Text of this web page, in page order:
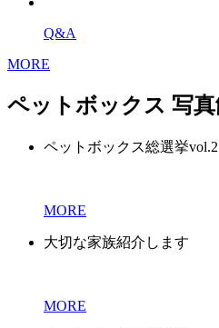
Q&A
MORE
ペットボックス 写
ペットボックス総選挙vol.2
MORE
大切な家族紹介します
MORE